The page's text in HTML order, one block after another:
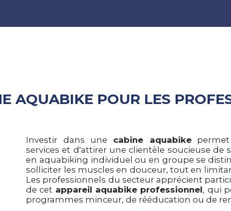
AQUABIKE POUR LES
Investir dans une cabine aquabikepermet
services et d'attirer une clientèle soucieuse de
en aquabiking individuel ou en groupe se
solliciter les muscles en douceur, tout en
Les professionnels du secteur apprécient
de cet appareil aquabike professionnel, qui
programmes minceur, de rééducation ou de